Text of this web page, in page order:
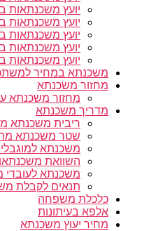
יועץ משכנתאות
יועץ משכנתאות
יועץ משכנתאות
יועץ משכנתאות
יועץ משכנתאות
משכנתא במחיר
מחזור משכנתא
מחזור משכנתא
מדריך משכנתא
ריבית משכנתא
שטר משכנתא מה
משכנתא
השוואת
משכנתא לעובדי
תנאים לקבלת
כלכלת משפחה
אלפא בעיתונות
מחיר יעוץ משכנתא